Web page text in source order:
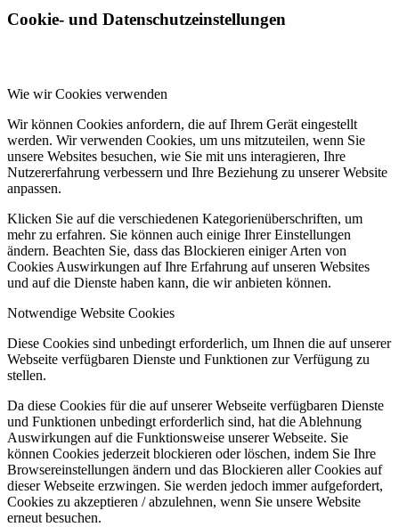
Cookie- und Datenschutzeinstellungen
Wie wir Cookies verwenden
Wir können Cookies anfordern, die auf Ihrem Gerät eingestellt
werden. Wir verwenden Cookies, um uns mitzuteilen, wenn Sie
unsere Websites besuchen, wie Sie mit uns interagieren, Ihre
Nutzererfahrung verbessern und Ihre Beziehung zu unserer Website
anpassen.
Klicken Sie auf die verschiedenen Kategorienüberschriften, um
mehr zu erfahren. Sie können auch einige Ihrer Einstellungen
ändern. Beachten Sie, dass das Blockieren einiger Arten von
Cookies Auswirkungen auf Ihre Erfahrung auf unseren Websites
und auf die Dienste haben kann, die wir anbieten können.
Notwendige Website Cookies
Diese Cookies sind unbedingt erforderlich, um Ihnen die auf unserer
Webseite verfügbaren Dienste und Funktionen zur Verfügung zu
stellen.
Da diese Cookies für die auf unserer Webseite verfügbaren Dienste
und Funktionen unbedingt erforderlich sind, hat die Ablehnung
Auswirkungen auf die Funktionsweise unserer Webseite. Sie
können Cookies jederzeit blockieren oder löschen, indem Sie Ihre
Browsereinstellungen ändern und das Blockieren aller Cookies auf
dieser Webseite erzwingen. Sie werden jedoch immer aufgefordert,
Cookies zu akzeptieren / abzulehnen, wenn Sie unsere Website
erneut besuchen.